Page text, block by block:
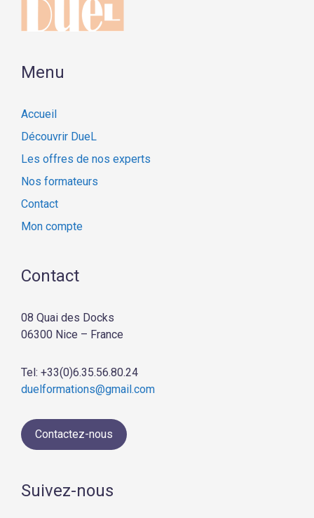
Menu
Accueil
Découvrir DueL
Les offres de nos experts
Nos formateurs
Contact
Mon compte
Contact
08 Quai des Docks
06300 Nice – France
Tel: +33(0)6.35.56.80.24
duelformations@gmail.com
Contactez-nous
Suivez-nous